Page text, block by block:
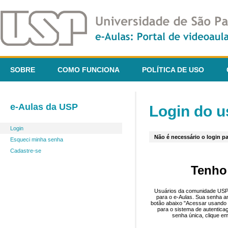
SOBRE COMO FUNCIONA POLÍTICA DE USO
e-Aulas da USP
Login
Esqueci minha senha
Cadastre-se
Login do
Não é necessário o login
Usuários da comunidade
para o e-Aulas. Sua senha
botão abaixo "Acessar
para o sistema de
senha única, clique